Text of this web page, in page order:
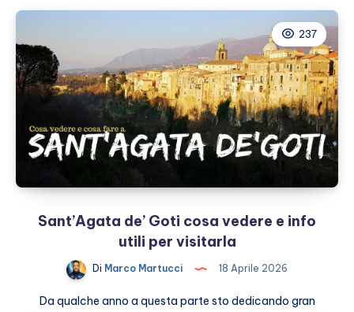
arrivare
237
Sant’Agata de’ Goti cosa vedere e info
utili per visitarla
Di Marco Martucci 18 Aprile 2026
Da qualche anno a questa parte sto dedicando gran